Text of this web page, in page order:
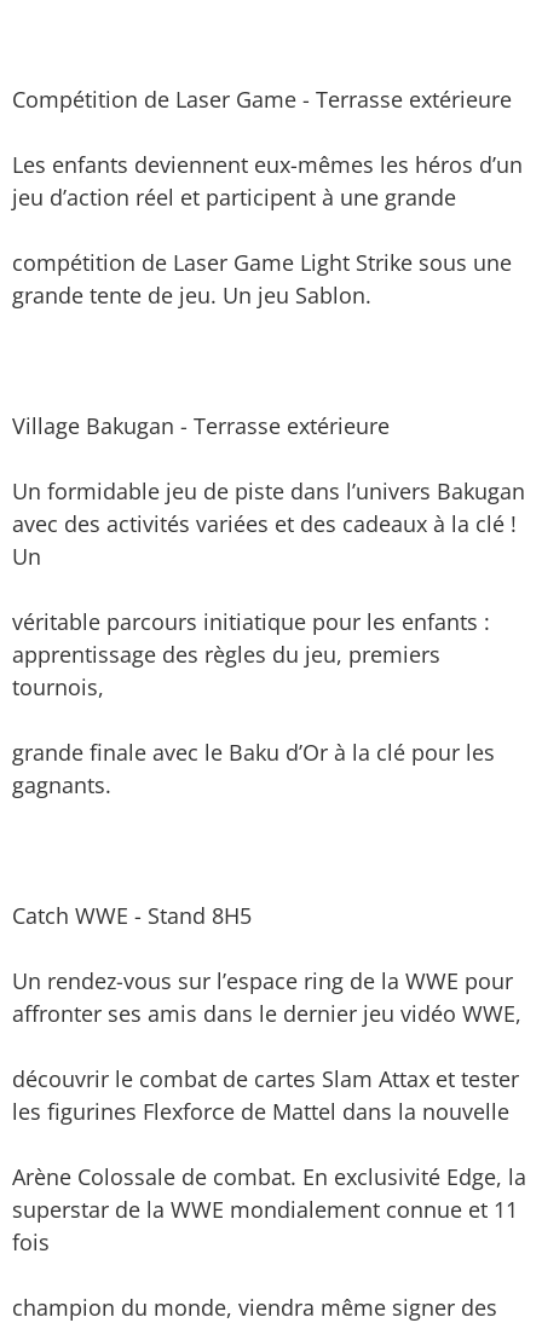
Compétition de Laser Game - Terrasse extérieure
Les enfants deviennent eux-mêmes les héros d’un
jeu d’action réel et participent à une grande
compétition de Laser Game Light Strike sous une
grande tente de jeu. Un jeu Sablon.
Village Bakugan - Terrasse extérieure
Un formidable jeu de piste dans l’univers Bakugan
avec des activités variées et des cadeaux à la clé !
Un
véritable parcours initiatique pour les enfants :
apprentissage des règles du jeu, premiers
tournois,
grande finale avec le Baku d’Or à la clé pour les
gagnants.
Catch WWE - Stand 8H5
Un rendez-vous sur l’espace ring de la WWE pour
affronter ses amis dans le dernier jeu vidéo WWE,
découvrir le combat de cartes Slam Attax et tester
les figurines Flexforce de Mattel dans la nouvelle
Arène Colossale de combat. En exclusivité Edge, la
superstar de la WWE mondialement connue et 11
fois
champion du monde, viendra même signer des